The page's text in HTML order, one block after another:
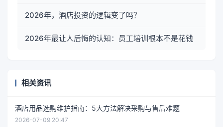
2026年，酒店投资的逻辑变了吗？
2026年最让人后悔的认知：员工培训根本不是花钱
相关资讯
酒店用品选购维护指南：5大方法解决采购与售后难题
2026-07-09 20:47